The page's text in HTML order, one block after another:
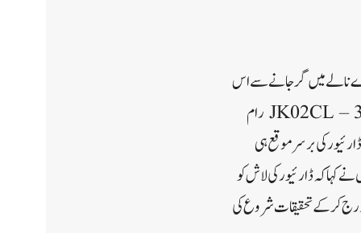
نالے میں گرجانے سے اس
کے ڈرائیور کی بر سر موقع ہی موت واقع ہوگئی۔سرکاری ذرائع نے بتایا کہ جموں سے سری نگر جا رہا ٹینکر زیر JK02CL – 3270 رام
کی بر سر موقع ہی
کہا کہ ڈارئیور کی لاش کو
درج کرکے تحقیقات شروع کی